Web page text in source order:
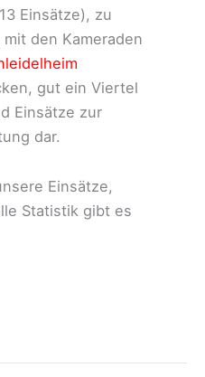
Einsätze), zu
den Kameraden
gut ein Viertel
Einsätze zur
dar.
Einsätze,
Statistik gibt es